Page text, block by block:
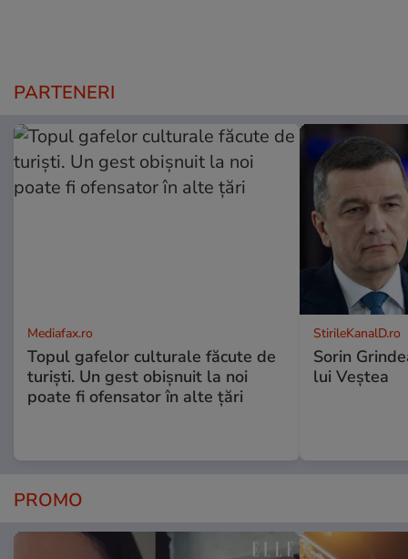
PARTENERI
Mediafax.ro
Topul gafelor culturale făcute de
turiști. Un gest obișnuit la noi
poate fi ofensator în alte țări
StirileKanalD.ro
Sorin
lui Veștea
PROMO